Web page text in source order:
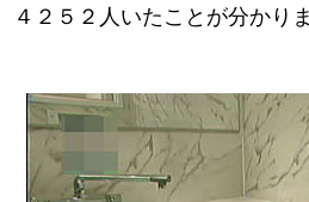
４２５２人いたことが分かり